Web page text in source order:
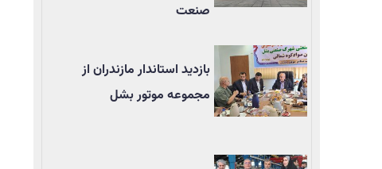
صنعت
بازدید استاندار مازندران از
مجموعه موتور بشل